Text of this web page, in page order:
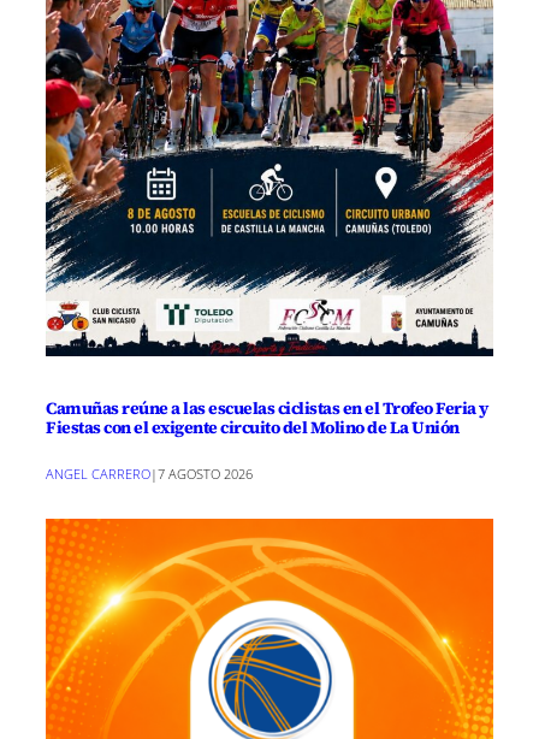
Camuñas reúne a las escuelas ciclistas en el Trofeo Feria y
Fiestas con el exigente circuito del Molino de La Unión
ANGEL CARRERO|7 AGOSTO 2026